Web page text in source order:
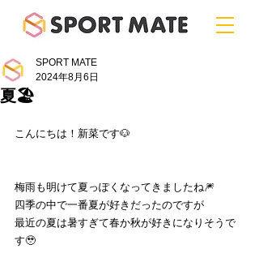
夏🏖
SPORT MATE
2024年8月6日
こんにちは！新菜です🐶
梅雨も明けて夏っぽくなってきましたね🎆
四季の中で一番夏が好きだったのですが
最近の夏は暑すぎて春か秋が好きになりそうで
す🥹